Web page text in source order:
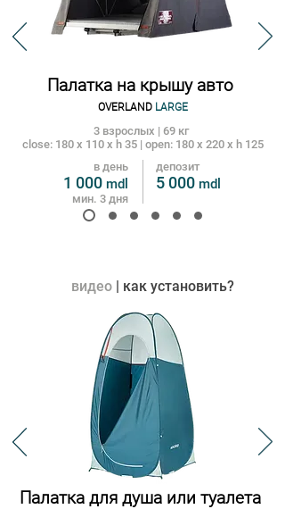
Палатка на крышу авто
OVERLAND LARGE
3 взрослых | 69 кг
close: 180 x 110 x h 35 | open: 180 x 220 x h 125
в день
1 000 mdl
мин. 3 дня
депозит
5 000 mdl
видео | как установить?
Палатка для душа или туалета